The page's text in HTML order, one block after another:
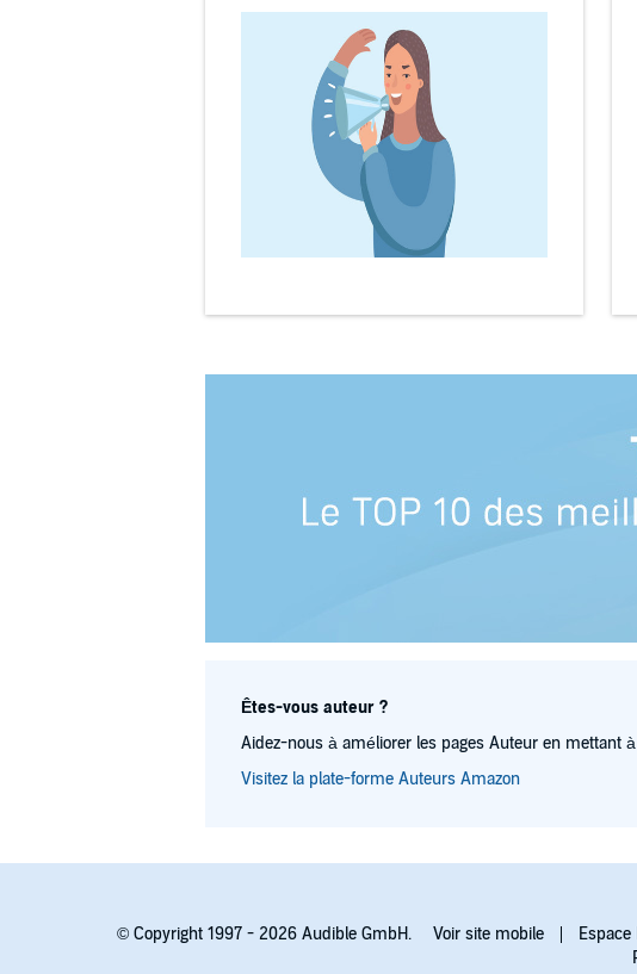
Êtes-vous auteur ?
Aidez-nous à améliorer les pages Auteur en mettant
Visitez la plate-forme Auteurs Amazon
© Copyright 1997 - 2026 Audible GmbH. Voir site mobile Espace